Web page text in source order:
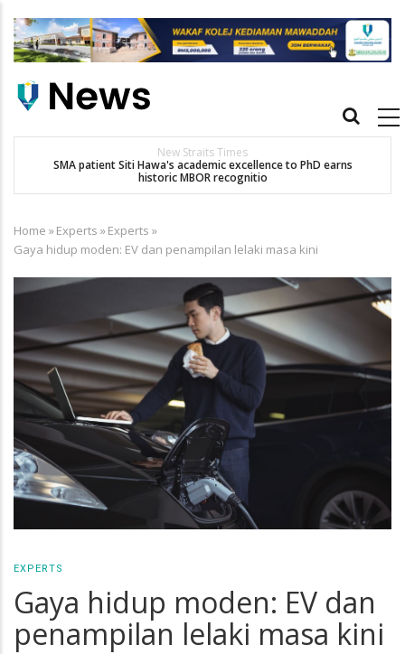
main
Main
New Straits Times
SMA patient Siti Hawa's academic excellence to PhD earns
historic MBOR recognitio
Breadcrumb
Home »Experts »Experts »
Gaya hidup moden: EV dan penampilan lelaki masa kini
EXPERTS
Gaya hidup moden: EV dan
penampilan lelaki masa kini